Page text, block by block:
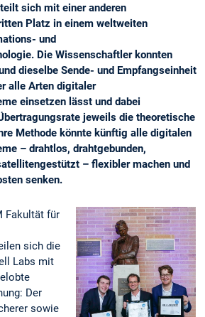
sich mit einer anderen
Platz in einem weltweiten
und
Die Wissenschaftler konnten
dieselbe Sende- und Empfangseinheit
alle Arten digitaler
einsetzen lässt und dabei
jeweils die theoretische
Methode könnte künftig alle digitalen
– drahtlos, drahtgebunden,
– flexibler machen und
senken.
Fakultät für
sich die
Labs mit
Der
sowie